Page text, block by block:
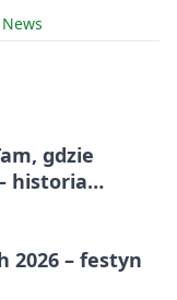
gdzie
historia
2026 – festyn